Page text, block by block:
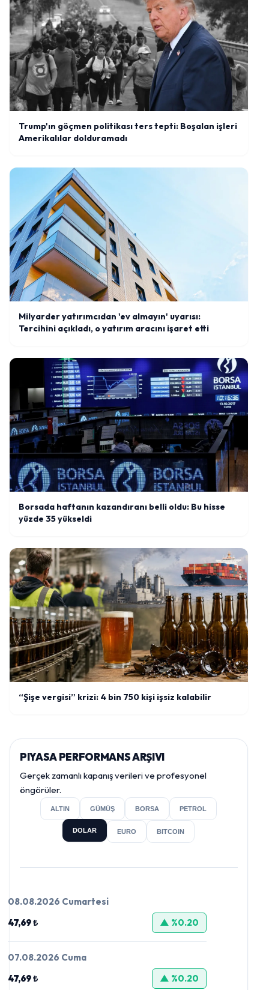
Trump'ın göçmen politikası ters tepti: Boşalan işleri
Amerikalılar dolduramadı
Milyarder yatırımcıdan 'ev almayın' uyarısı:
Tercihini açıkladı, o yatırım aracını işaret etti
Borsada haftanın kazandıranı belli oldu: Bu hisse
yüzde 35 yükseldi
“Şişe vergisi” krizi: 4 bin 750 kişi işsiz kalabilir
PIYASA PERFORMANS ARŞIVI
Gerçek zamanlı kapanış verileri ve profesyonel
öngörüler.
ALTIN GÜMÜŞ BORSA PETROL
DOLAR EURO BITCOIN
08.08.2026 Cumartesi
47,69 ₺
▲ %0.20
07.08.2026 Cuma
47,69 ₺
▲ %0.20